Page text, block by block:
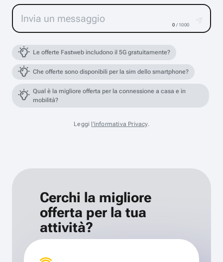
0 / 1000
Le offerte Fastweb includono il 5G gratuitamente?
Che offerte sono disponibili per la sim dello smartphone?
Qual è la migliore offerta per la connessione a casa e in
mobilità?
Leggi l'informativa Privacy.
Cerchi la migliore
offerta per la tua
attività?